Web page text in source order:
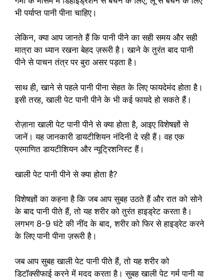
भी पर्याप्त पानी पीना चाहिए।
लेकिन, क्या आप जानते हैं कि पानी पीने का सही समय और सही
मात्रा का ध्यान रखना बेहद ज़रूरी है। खाने के तुरंत बाद पानी
पीने से पाचन तंत्र पर बुरा असर पड़ता है।
साथ ही, खाने से पहले पानी पीना सेहत के लिए फायदेमंद होता है।
इसी तरह, खाली पेट पानी पीने के भी कई फायदे हो सकते हैं।
रोज़ाना खाली पेट पानी पीने से क्या होता है, आइए विशेषज्ञों से
जानें। यह जानकारी डायटीशियन नंदिनी दे रही हैं। वह एक
प्रमाणित डायटीशियन और न्यूट्रिशनिस्ट हैं।
खाली पेट पानी पीने से क्या होता है?
विशेषज्ञों का कहना है कि जब आप सुबह उठते हैं और रात को सोने
के बाद पानी पीते हैं, तो यह शरीर को तुरंत हाइड्रेट करता है।
लगभग 8-9 घंटे की नींद के बाद, शरीर को फिर से हाइड्रेट करने
के लिए पानी पीना ज़रूरी है।
जब आप सुबह खाली पेट पानी पीते हैं, तो यह शरीर को
डिटॉक्सीफाई करने में मदद करता है। सुबह खाली पेट गर्म पानी या